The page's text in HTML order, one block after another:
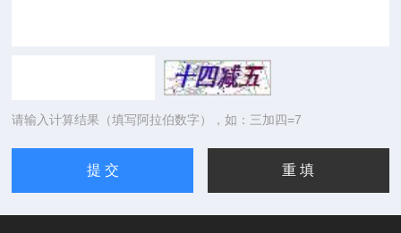
请输入计算结果（填写阿拉伯数字），如：三加四=7